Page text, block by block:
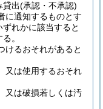
貸出(承認・不承認)
に通知するものとす
ずれかに該当すると
。
けるおそれがあると
又は使用するおそれ
又は破損若しくは汚